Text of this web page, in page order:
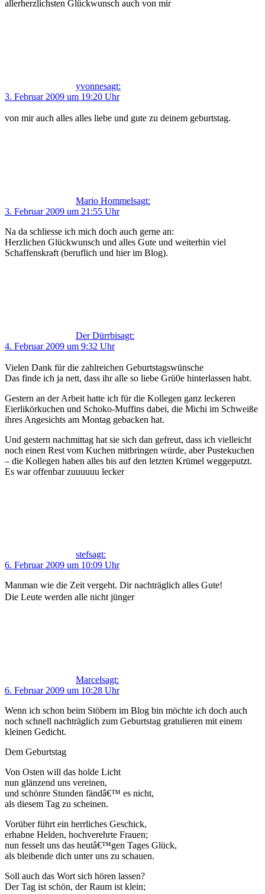
allerherzlichsten Glückwunsch auch von mir
yvonnesagt:
3. Februar 2009 um 19:20 Uhr
von mir auch alles alles liebe und gute zu deinem geburtstag.
Mario Hommelsagt:
3. Februar 2009 um 21:55 Uhr
Na da schliesse ich mich doch auch gerne an:
Herzlichen Glückwunsch und alles Gute und weiterhin viel
Schaffenskraft (beruflich und hier im Blog).
Der Dürrbisagt:
4. Februar 2009 um 9:32 Uhr
Vielen Dank für die zahlreichen Geburtstagswünsche
Das finde ich ja nett, dass ihr alle so liebe Grü0e hinterlassen habt.
Gestern an der Arbeit hatte ich für die Kollegen ganz leckeren
Eierlikörkuchen und Schoko-Muffins dabei, die Michi im Schweiße
ihres Angesichts am Montag gebacken hat.
Und gestern nachmittag hat sie sich dan gefreut, dass ich vielleicht
noch einen Rest vom Kuchen mitbringen würde, aber Pustekuchen
– die Kollegen haben alles bis auf den letzten Krümel weggeputzt.
Es war offenbar zuuuuuu lecker
stefsagt:
6. Februar 2009 um 10:09 Uhr
Manman wie die Zeit vergeht. Dir nachträglich alles Gute!
Die Leute werden alle nicht jünger
Marcelsagt:
6. Februar 2009 um 10:28 Uhr
Wenn ich schon beim Stöbern im Blog bin möchte ich doch auch
noch schnell nachträglich zum Geburtstag gratulieren mit einem
kleinen Gedicht.
Dem Geburtstag
Von Osten will das holde Licht
nun glänzend uns vereinen,
und schönre Stunden fändâ€™ es nicht,
als diesem Tag zu scheinen.
Vorüber führt ein herrliches Geschick,
erhabne Helden, hochverehrte Frauen;
nun fesselt uns das heutâ€™gen Tages Glück,
als bleibende dich unter uns zu schauen.
Soll auch das Wort sich hören lassen?
Der Tag ist schön, der Raum ist klein;